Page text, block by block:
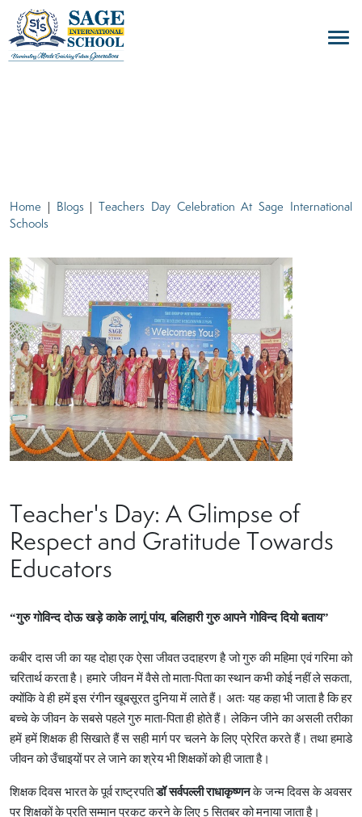
blogs
Home | Blogs |Teachers Day Celebration At Sage International
Schools
Teacher's Day: A Glimpse of
Respect and Gratitude Towards
Educators
“गुरु गोविन्द दोऊ खड़े काके लागूं पांय, बलिहारी गुरु आपने गोविन्द दियो बताय”
कबीर दास जी का यह दोहा एक ऐसा जीवत उदाहरण है जो गुरु की महिमा एवं गरिमा को
चरितार्थ करता है। हमारे जीवन में वैसे तो माता-पिता का स्थान कभी कोई नहीं ले सकता,
क्योंकि वे ही हमें इस रंगीन खूबसूरत दुनिया में लाते हैं। अतः यह कहा भी जाता है कि हर
बच्चे के जीवन के सबसे पहले गुरु माता-पिता ही होते हैं। लेकिन जीने का असली तरीका
हमें हमें शिक्षक ही सिखाते हैं स सही मार्ग पर चलने के लिए प्रेरित करते हैं। तथा हमाडे
जीवन को उँचाइयों पर ले जाने का श्रेय भी शिक्षकों को ही जाता है।
शिक्षक दिवस भारत के पूर्व राष्ट्रपतिडॉ सर्वपल्ली राधाकृष्णनके जन्म दिवस के अवसर
पर शिक्षकों के प्रति सम्मान प्रकट करने के लिए 5 सितबर को मनाया जाता है।